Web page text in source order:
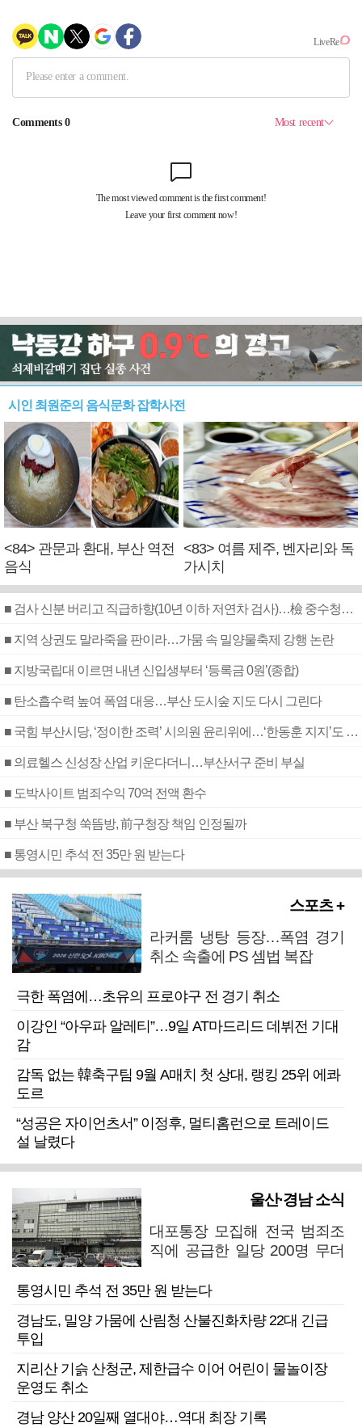
시인 최원준의 음식문화 잡학사전
<84> 관문과 환대, 부산 역전
음식
<83> 여름 제주, 벤자리와 독
가시치
■ 검사 신분 버리고 직급하향(10년 이하 저연차 검사)…檢 중수청행 기피
■ 지역 상권도 말라죽을 판이라…가뭄 속 밀양물축제 강행 논란
■ 지방국립대 이르면 내년 신입생부터 ‘등록금 0원’(종합)
■ 탄소흡수력 높여 폭염 대응…부산 도시숲 지도 다시 그린다
■ 국힘 부산시당, ‘정이한 조력’ 시의원 윤리위에…‘한동훈 지지’도 신고접수
■ 의료헬스 신성장 산업 키운다더니…부산서구 준비 부실
■ 도박사이트 범죄수익 70억 전액 환수
■ 부산 북구청 쑥뜸방, 前구청장 책임 인정될까
■ 통영시민 추석 전 35만 원 받는다
스포츠 +
라커룸 냉탕 등장…폭염 경기
취소 속출에 PS 셈법 복잡
극한 폭염에…초유의 프로야구 전 경기 취소
이강인 “아우파 알레티”…9일 AT마드리드 데뷔전 기대
감
감독 없는 韓축구팀 9월 A매치 첫 상대, 랭킹 25위 에콰
도르
“성공은 자이언츠서” 이정후, 멀티홈런으로 트레이드
설 날렸다
울산·경남 소식
대포통장 모집해 전국 범죄조
직에 공급한 일당 200명 무더
통영시민 추석 전 35만 원 받는다
경남도, 밀양 가뭄에 산림청 산불진화차량 22대 긴급
투입
지리산 기슭 산청군, 제한급수 이어 어린이 물놀이장
운영도 취소
경남 양산 20일째 열대야…역대 최장 기록